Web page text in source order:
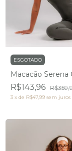
ESGOTADO
Macacão Serena
R$143,96
3 x de R$47,99 sem juros